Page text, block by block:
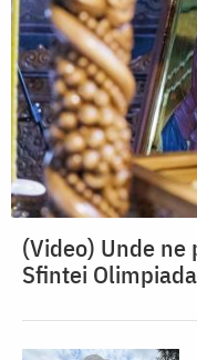
(Video) Unde
Sfintei